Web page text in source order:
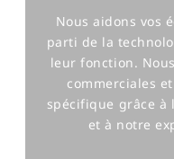
Nous aidons vos
parti de la
leur fonction.
commerciales
spécifique grâce à
et à notre